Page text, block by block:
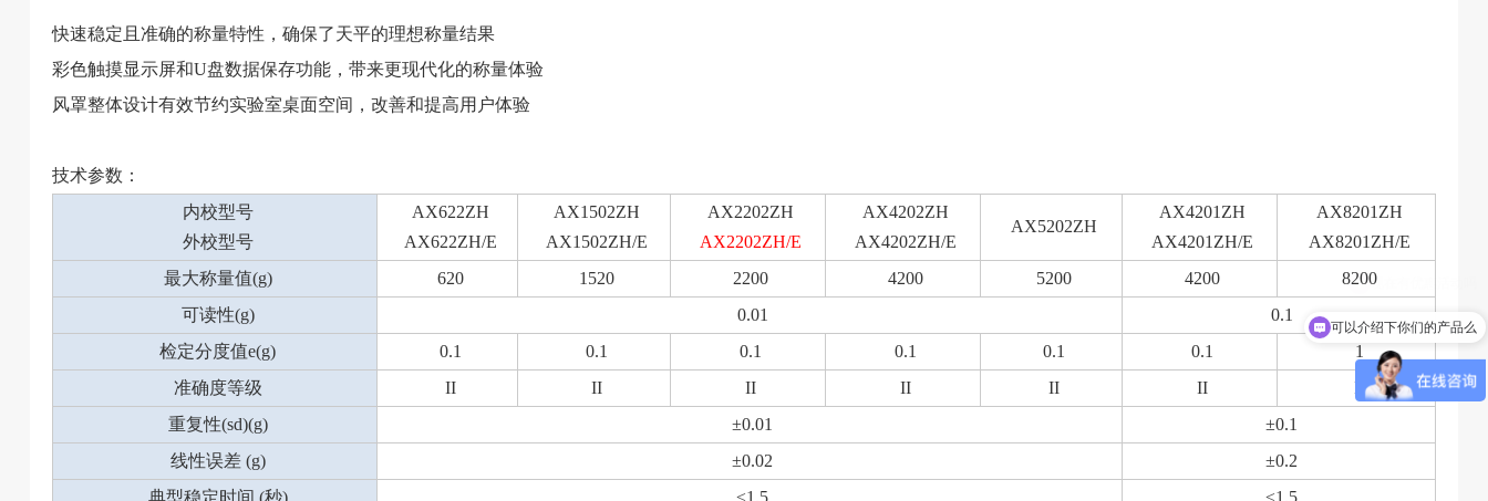
快速稳定且准确的称量特性，确保了天平的理想称量结果
彩色触摸显示屏和U盘数据保存功能，带来更现代化的称量体验
风罩整体设计有效节约实验室桌面空间，改善和提高用户体验
技术参数：
内校型号
外校型号
AX622ZH
AX622ZH/E
AX1502ZH
AX1502ZH/E
AX2202ZH
AX2202ZH/E
AX4202ZH
AX4202ZH/E
AX5202ZH
AX4201ZH
AX4201ZH/E
AX8201ZH
AX8201ZH/E
最大称量值(g)
620 1520 2200 4200 5200 4200
8200
可读性(g)
0.01
0.1
检定分度值e(g)
0.1 0.1 0.1 0.1 0.1 0.1
1
准确度等级
II II II II II II
II
重复性(sd)(g)
±0.01
±0.1
线性误差 (g)
±0.02
±0.2
典型稳定时间 (秒)
≤1.5
≤1.5
可以介绍下你们的产品么